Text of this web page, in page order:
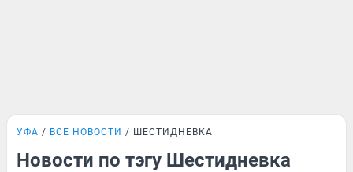
УФА ВСЕ НОВОСТИ ШЕСТИДНЕВКА
Новости по тэгу Шестидневка